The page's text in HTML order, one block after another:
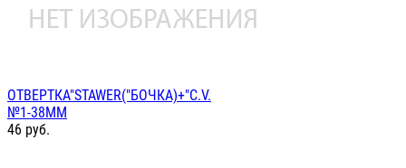
ОТВЕРТКА"STAWER("БОЧКА)+"C.V.
№1-38ММ
46 руб.